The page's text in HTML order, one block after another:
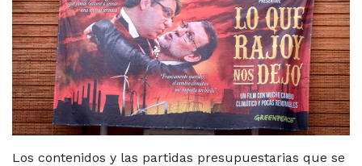
Los contenidos y las partidas presupuestarias que se